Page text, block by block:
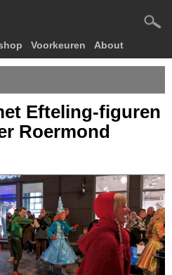
Voorkeuren About
Efteling-figuren
Roermond